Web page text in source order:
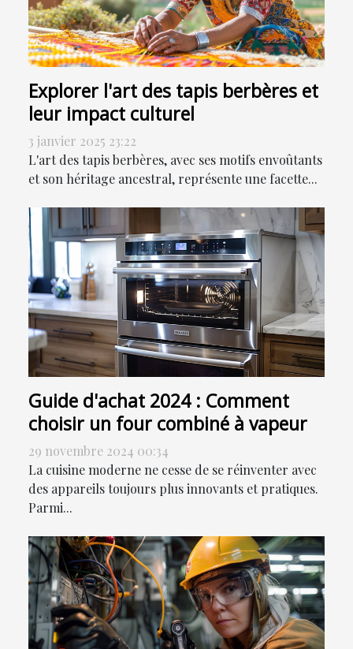
Explorer l'art des tapis berbères et
leur impact culturel
3 janvier 2025 23:22
L'art des tapis berbères, avec ses motifs envoûtants
et son héritage ancestral, représente une facette...
Guide d'achat 2024 : Comment
choisir un four combiné à vapeur
29 novembre 2024 00:34
La cuisine moderne ne cesse de se réinventer avec
des appareils toujours plus innovants et pratiques.
Parmi...